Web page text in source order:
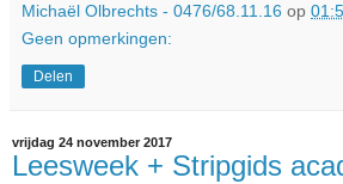
Michaël Olbrechts - 0476/68.11.16 op
Geen opmerkingen:
Delen
vrijdag 24 november 2017
Leesweek + Stripgids